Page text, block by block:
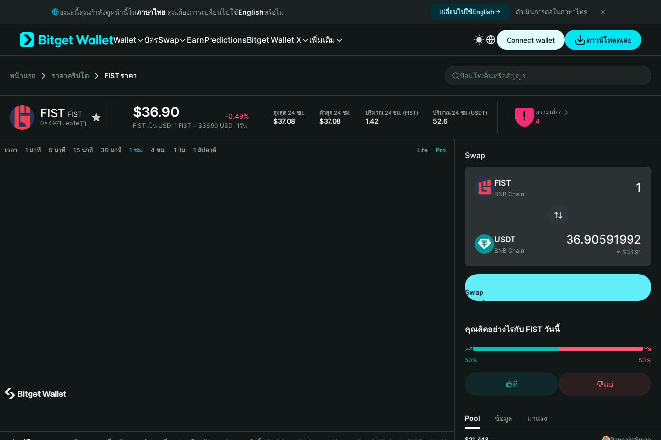
Русский
Italiano
简体中文
繁體中文
Bahasa Indonesia
ขณะนี้คุณกำลังดูหน้านี้ในภาษาไทย คุณต้องการเปลี่ยนไปใช้Englishหรือไม่ เปลี่ยนไปใช้English ดำเนินการต่อในภาษาไทย
Wallet บัตรSwap EarnPredictionsBitget Wallet X เพิ่มเติม Connect wallet ดาวน์โหลดเลย
หน้าแรก ราคาคริปโต FISTราคา
FIST FIST
0x4971...eb1e
$36.90 -0.49%
FIST เป็น USD: 1 FIST = $36.90 USD 1วัน
สูงสุด 24 ชม.
$37.08
ต่ำสุด 24 ชม.
$37.08
ปริมาณ 24 ชม. (FIST)
1.42
ปริมาณ 24 ชม.(USDT)
52.6
ความเสี่ยง
4
FIST Price Chart
เวลา 1 นาที 5 นาที 15 นาที 30 นาที 1 ชม. 4 ชม. 1 วัน 1 สัปดาห์ Lite Pro
Swap
FIST
BNB Chain
USDT
BNB Chain
36.90591992
≈ $36.91
Swap
คุณคิดอย่างไรกับ FIST วันนี้
50% 50%
ดี แย่
Pool ข้อมูล มาแรง